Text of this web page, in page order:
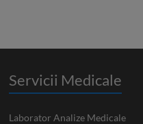
Servicii Medicale
Laborator Analize Medicale